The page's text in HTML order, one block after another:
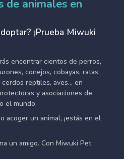
de animales en
¡Prueba Miwuki
encontrar cientos de perros,
conejos, cobayas, ratas,
reptiles, aves... en
y asociaciones de
el mundo.
acoger un animal, ¡estás en el
un amigo. Con Miwuki Pet